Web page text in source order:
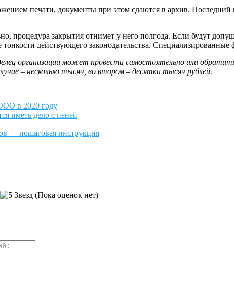
печати, документы при этом сдаются в архив.
процедура закрытия отнимет у него полгода. Если будут
действующего законодательства.
организации может провести самостоятельно или
– несколько тысяч, во втором – десятки тысяч рублей.
в 2020 году
иметь дело с пеней
— пошаговая инструкция
(Пока оценок нет)